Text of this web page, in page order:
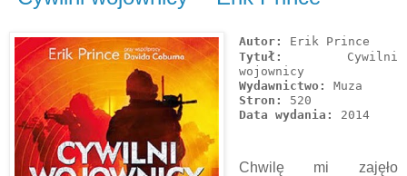
Autor:
Erik Prince
Tytuł:
Cywilni
wojownicy
Wydawnictwo:
Muza
Stron:
520
Data wydania:
2014
Chwilę mi zajęło